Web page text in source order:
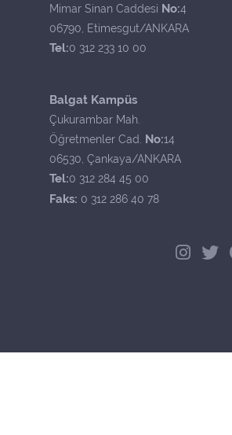
Mimar Sinan Caddesi No:4
06790, Etimesgut/ANKARA
Tel:0 312 233 10 00
Balgat Kampüs
Çukurambar Mah.
Öğretmenler Cad. No:14
06530, Çankaya/ANKARA
Tel:0 312 284 45 00
Faks: 0 312 286 40 78